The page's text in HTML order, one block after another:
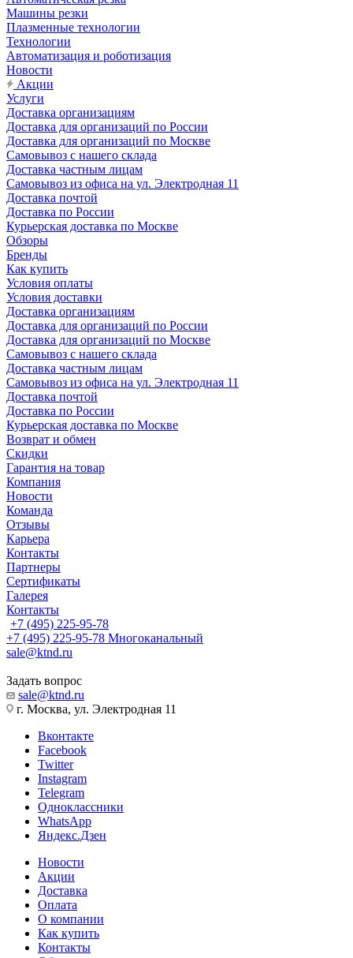
Машины резки
Плазменные технологии
Технологии
Автоматизация и роботизация
Новости
Акции
Услуги
Доставка организациям
Доставка для организаций по России
Доставка для организаций по Москве
Самовывоз с нашего склада
Доставка частным лицам
Самовывоз из офиса на ул. Электродная 11
Доставка почтой
Доставка по России
Курьерская доставка по Москве
Обзоры
Бренды
Как купить
Условия оплаты
Условия доставки
Доставка организациям
Доставка для организаций по России
Доставка для организаций по Москве
Самовывоз с нашего склада
Доставка частным лицам
Самовывоз из офиса на ул. Электродная 11
Доставка почтой
Доставка по России
Курьерская доставка по Москве
Возврат и обмен
Скидки
Гарантия на товар
Компания
Новости
Команда
Отзывы
Карьера
Контакты
Партнеры
Сертификаты
Галерея
Контакты
+7 (495) 225-95-78
+7 (495) 225-95-78 Многоканальный
sale@ktnd.ru
Задать вопрос
sale@ktnd.ru
г. Москва, ул. Электродная 11
Вконтакте
Facebook
Twitter
Instagram
Telegram
Одноклассники
WhatsApp
Яндекс.Дзен
Новости
Акции
Доставка
Оплата
О компании
Как купить
Контакты